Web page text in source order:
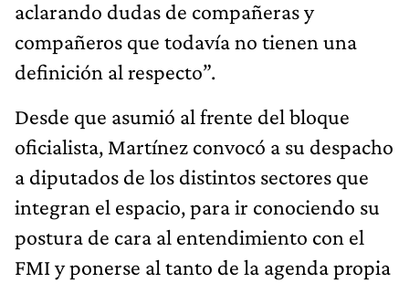
aclarando dudas de compañeras y
compañeros que todavía no tienen una
definición al respecto”.
Desde que asumió al frente del bloque
oficialista, Martínez convocó a su despacho
a diputados de los distintos sectores que
integran el espacio, para ir conociendo su
postura de cara al entendimiento con el
FMI y ponerse al tanto de la agenda propia